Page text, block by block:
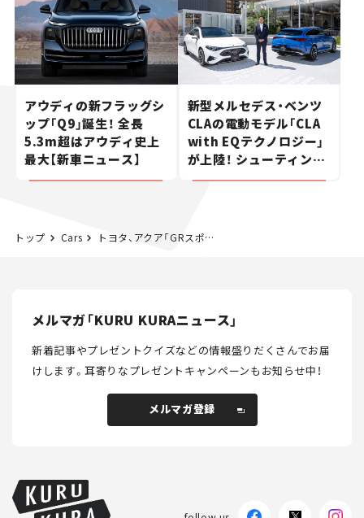
アウディの新フラッグシ
ップ「Q9」誕生！ 全長
5.3m超はアウディ史上
最大【新車ニュース】
新型メルセデス・ベンツ
CLAの電動モデル「CLA
with EQテクノロジー」
が上陸！ シューティング
ブレークも発売【新車ニ
トップ Cars トヨタ、アクア「GRスポーツ」発売！ 見ても走っても心躍る専用装備が満載【新車ニュース】
メルマガ「KURU KURAニュース」
新着記事やプレゼントクイズなどの情報盛りだくさんでお届
けします。耳寄りなプレゼントキャンペーンもお知らせ中！
メルマガ登録